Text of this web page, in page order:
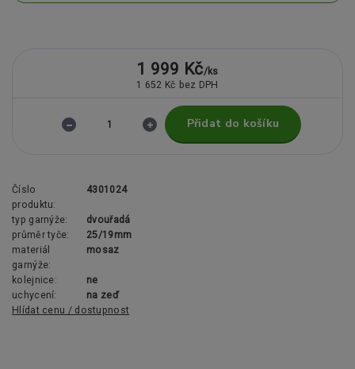
1 999 Kč/ks
1 652 Kč bez DPH
Přidat do košíku
Číslo
produktu:
4301024
typ garnýže:
dvouřadá
průměr tyče:
25/19mm
materiál
garnýže:
mosaz
kolejnice:
ne
uchycení:
na zeď
Hlídat cenu / dostupnost